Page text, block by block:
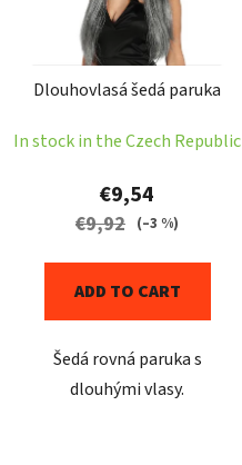
d
Dlouhovlasá šedá paruka
In stock in the Czech Republic
€9,54
€9,92 (–3 %)
ADD TO CART
Šedá rovná paruka s
dlouhými vlasy.